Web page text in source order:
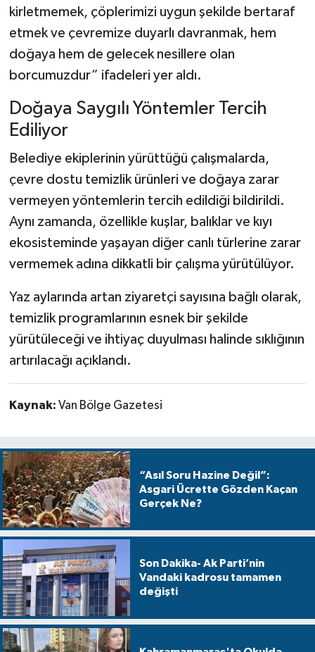
kirletmemek, çöplerimizi uygun şekilde bertaraf
etmek ve çevremize duyarlı davranmak, hem
doğaya hem de gelecek nesillere olan
borcumuzdur” ifadeleri yer aldı.
Doğaya Saygılı Yöntemler Tercih
Ediliyor
Belediye ekiplerinin yürüttüğü çalışmalarda,
çevre dostu temizlik ürünleri ve doğaya zarar
vermeyen yöntemlerin tercih edildiği bildirildi.
Aynı zamanda, özellikle kuşlar, balıklar ve kıyı
ekosisteminde yaşayan diğer canlı türlerine zarar
vermemek adına dikkatli bir çalışma yürütülüyor.
Yaz aylarında artan ziyaretçi sayısına bağlı olarak,
temizlik programlarının esnek bir şekilde
yürütüleceği ve ihtiyaç duyulması halinde sıklığının
artırılacağı açıklandı.
Kaynak: Van Bölge Gazetesi
“Asıl Soru Hazine Değil”:
Asgari Ücrette Gözden Kaçan
Gerçek Ne?
Son Dakika- Ak Parti’nin
Vandaki kadrosu tamamen
değişti